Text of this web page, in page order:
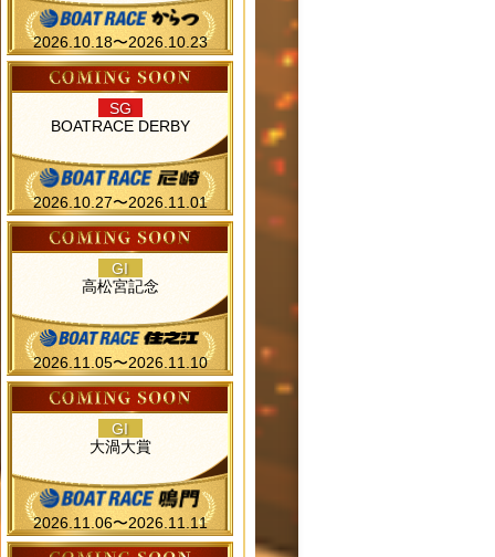
2026.10.18〜2026.10.23
SG
BOATRACE DERBY
2026.10.27〜2026.11.01
GI
高松宮記念
2026.11.05〜2026.11.10
GI
大渦大賞
2026.11.06〜2026.11.11